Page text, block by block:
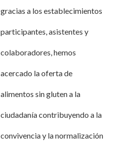
gracias a los establecimientos
participantes, asistentes y
colaboradores, hemos
acercado la oferta de
alimentos sin gluten a la
ciudadanía contribuyendo a la
convivencia y la normalización